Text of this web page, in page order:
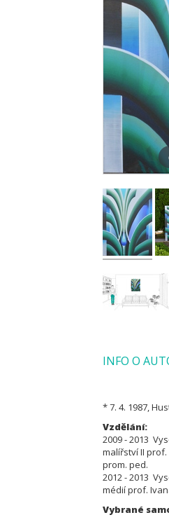
INFO O
* 7. 4. 1987,
Vzdělání:
2009 - 2013
malířství II
prom. ped.
2012 - 2013
médií prof.
Vybrané